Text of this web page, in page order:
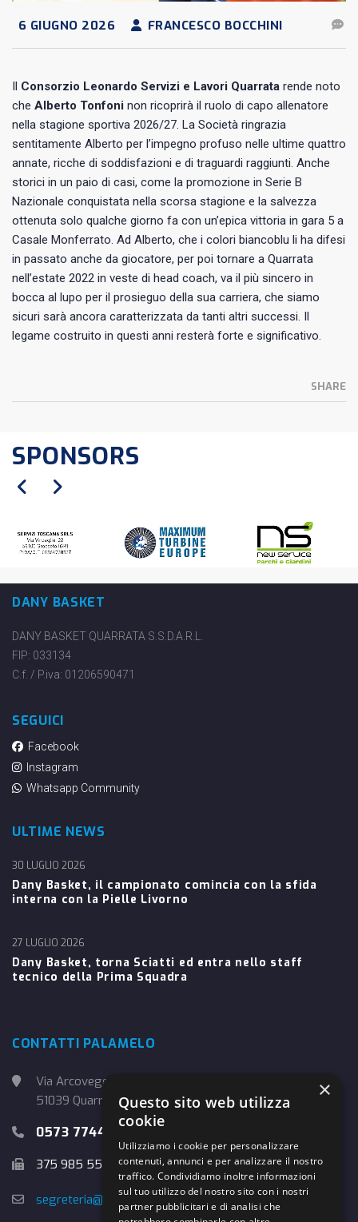
6 GIUGNO 2026 FRANCESCO BOCCHINI
Il Consorzio Leonardo Servizi e Lavori Quarrata rende noto
che Alberto Tonfoni non ricoprirà il ruolo di capo allenatore
nella stagione sportiva 2026/27. La Società ringrazia
sentitamente Alberto per l’impegno profuso nelle ultime quattro
annate, ricche di soddisfazioni e di traguardi raggiunti. Anche
storici in un paio di casi, come la promozione in Serie B
Nazionale conquistata nella scorsa stagione e la salvezza
ottenuta solo qualche giorno fa con un’epica vittoria in gara 5 a
Casale Monferrato. Ad Alberto, che i colori biancoblu li ha difesi
in passato anche da giocatore, per poi tornare a Quarrata
nell’estate 2022 in veste di head coach, va il più sincero in
bocca al lupo per il prosieguo della sua carriera, che siamo
sicuri sarà ancora caratterizzata da tanti altri successi. Il
legame costruito in questi anni resterà forte e significativo.
SHARE
SPONSORS
DANY BASKET
DANY BASKET QUARRATA S.S.D.A.R.L.
FIP: 033134
C.f. / P.iva: 01206590471
SEGUICI
Facebook
Instagram
Whatsapp Community
ULTIME NEWS
Dany Basket, il campionato comincia con la sfida
interna con la Pielle Livorno
30 LUGLIO 2026
Dany Basket, torna Sciatti ed entra nello staff
tecnico della Prima Squadra
27 LUGLIO 2026
CONTATTI PALAMELO
Via Arcoveggio, 4
51039 Quarrata (PT)
0573 774457
375 985 5526
segreteria@danybasket.it
×
Questo sito web utilizza
cookie
Utilizziamo i cookie per personalizzare
contenuti, annunci e per analizzare il nostro
traffico. Condividiamo inoltre informazioni
sul tuo utilizzo del nostro sito con i nostri
partner pubblicitari e di analisi che